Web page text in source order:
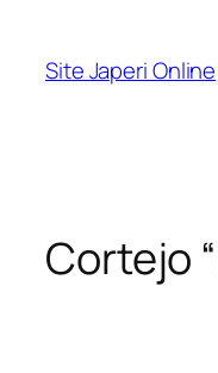
Site Japeri Online
Cortejo